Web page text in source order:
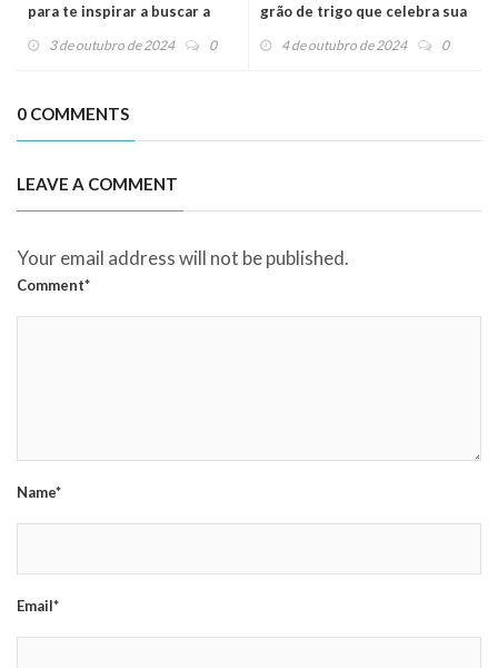
para te inspirar a buscar a
3 de outubro de 2024 0
grão de trigo que celebra sua
4 de outubro de 2024 0
0 COMMENTS
LEAVE A COMMENT
Your email address will not be published.
Comment*
Name*
Email*